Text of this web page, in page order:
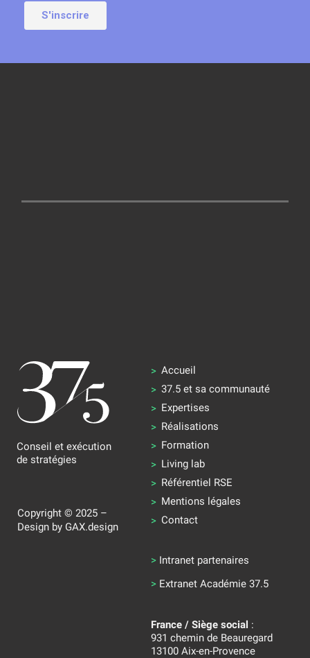
Conseil et exécution
de stratégies
Copyright © 2025 –
Design by GAX.design
Accueil
37.5 et sa communauté
Expertises
Réalisations
Formation
Living lab
Référentiel RSE
Mentions légales
Contact
> Intranet partenaires
> Extranet Académie 37.5
France / Siège social :
931 chemin de Beauregard
13100 Aix-en-Provence